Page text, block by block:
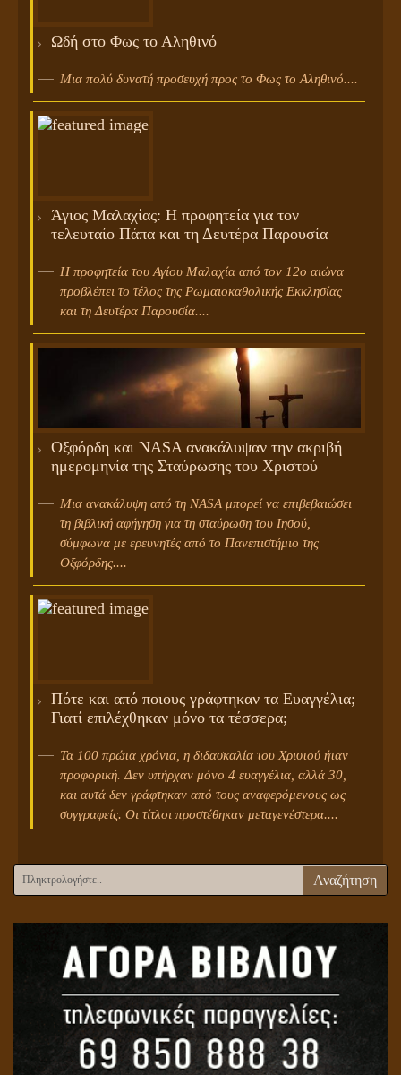
Ωδή στο Φως το Αληθινό
Μια πολύ δυνατή προσευχή προς το Φως το Αληθινό....
Άγιος Μαλαχίας: Η προφητεία για τον
τελευταίο Πάπα και τη Δευτέρα Παρουσία
Η προφητεία του Αγίου Μαλαχία από τον 12ο αιώνα
προβλέπει το τέλος της Ρωμαιοκαθολικής Εκκλησίας
και τη Δευτέρα Παρουσία....
Οξφόρδη και NASA ανακάλυψαν την ακριβή
ημερομηνία της Σταύρωσης του Χριστού
Μια ανακάλυψη από τη NASA μπορεί να επιβεβαιώσει
τη βιβλική αφήγηση για τη σταύρωση του Ιησού,
σύμφωνα με ερευνητές από το Πανεπιστήμιο της
Οξφόρδης....
Πότε και από ποιους γράφτηκαν τα Ευαγγέλια;
Γιατί επιλέχθηκαν μόνο τα τέσσερα;
Τα 100 πρώτα χρόνια, η διδασκαλία του Χριστού ήταν
προφορική. Δεν υπήρχαν μόνο 4 ευαγγέλια, αλλά 30,
και αυτά δεν γράφτηκαν από τους αναφερόμενους ως
συγγραφείς. Οι τίτλοι προστέθηκαν μεταγενέστερα....
Αναζήτηση